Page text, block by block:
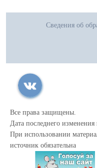
Сведения об
Все права защищены.
Дата последнего изменения
При использовании
источник обязательна